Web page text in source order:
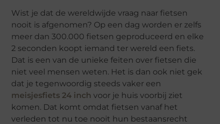
Wist je dat de wereldwijde vraag naar fietsen
nooit is afgenomen? Op een dag worden er zelfs
meer dan 300.000 fietsen geproduceerd en elke
2 seconden koopt iemand ter wereld een fiets.
Dat is een van de unieke feiten over fietsen die
niet veel mensen weten. Het is dan ook niet gek
dat je tegenwoordig steeds vaker een
meisjesfiets 24 inch voor je huis voorbij ziet
komen. Dat komt omdat fietsen vanaf het
verleden tot nu toe nooit hun bestaansrecht